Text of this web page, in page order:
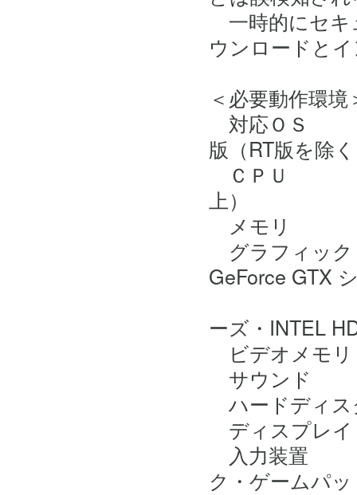
一時的にセキ
ウンロードと
＜必要動作環境
対応ＯＳ
版（RT版を除
ＣＰＵ 定
上）
メモリ
グラフィッ
GeForce GTX
ーズ・INTEL
ビデオメモ
サウンド
ハードディ
ディスプレ
入力装置
ク・ゲームパ